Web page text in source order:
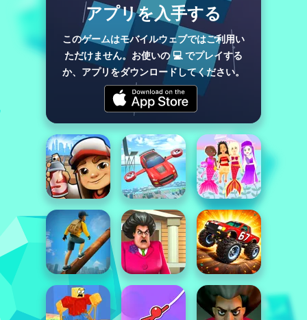
アプリを入手する
このゲームはモバイルウェブではご利用い
ただけません。お使いの 💻 でプレイする
か、アプリをダウンロードしてください。